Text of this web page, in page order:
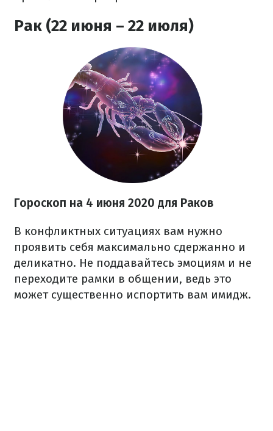
Рак (22 июня – 22 июля)
Гороскоп на 4 июня 2020 для Раков
В конфликтных ситуациях вам нужно
проявить себя максимально сдержанно и
деликатно. Не поддавайтесь эмоциям и не
переходите рамки в общении, ведь это
может существенно испортить вам имидж.